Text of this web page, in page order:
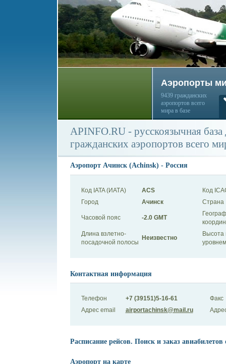
Аэропорты
9439 гражданских
аэропортов всего
мира в базе
APINFO.RU - русскоязычная
гражданских аэропортов всего
Аэропорт Ачинск (Achinsk) - Россия
Код IATA (ИАТА) ACS
Код
Город
Ачинск Страна
Часовой пояс -2.0 GMT
Длина взлетно-
посадочной полосы
Неизвестно
Высота
Контактная информация
Телефон +7 (39151)5-16-61
Факс
Адрес email
airportachinsk@mail.ru
Расписание рейсов. Поиск и заказ авиабилетов
Аэропорт на карте